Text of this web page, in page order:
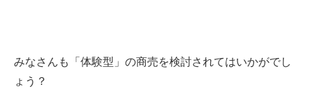
みなさんも「体験型」の商売を検討されてはいかがでし
ょう？